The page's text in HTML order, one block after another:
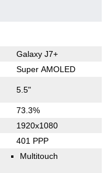
Galaxy J7+
Super AMOLED
5.5"
73.3%
1920x1080
401 PPP
Multitouch